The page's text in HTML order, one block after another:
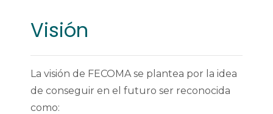
Visión
La visión de FECOMA se plantea por la idea
de conseguir en el futuro ser reconocida
como: